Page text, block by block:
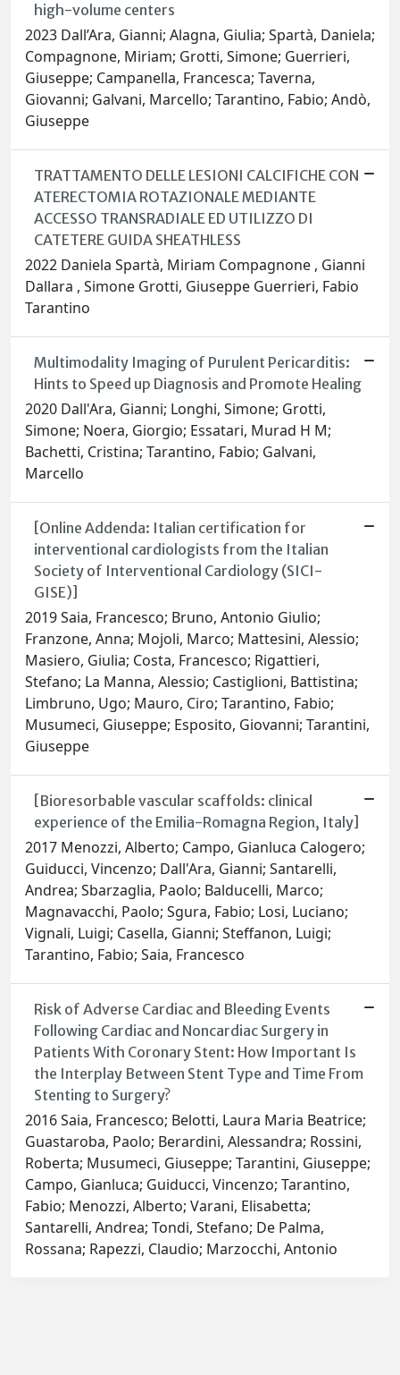
high-volume centers
2023 Dall’Ara, Gianni; Alagna, Giulia; Spartà, Daniela;
Compagnone, Miriam; Grotti, Simone; Guerrieri,
Giuseppe; Campanella, Francesca; Taverna,
Giovanni; Galvani, Marcello; Tarantino, Fabio; Andò,
Giuseppe
TRATTAMENTO DELLE LESIONI CALCIFICHE CON
ATERECTOMIA ROTAZIONALE MEDIANTE
ACCESSO TRANSRADIALE ED UTILIZZO DI
CATETERE GUIDA SHEATHLESS
2022 Daniela Spartà, Miriam Compagnone , Gianni
Dallara , Simone Grotti, Giuseppe Guerrieri, Fabio
Tarantino
Multimodality Imaging of Purulent Pericarditis:
Hints to Speed up Diagnosis and Promote Healing
2020 Dall'Ara, Gianni; Longhi, Simone; Grotti,
Simone; Noera, Giorgio; Essatari, Murad H M;
Bachetti, Cristina; Tarantino, Fabio; Galvani,
Marcello
[Online Addenda: Italian certification for
interventional cardiologists from the Italian
Society of Interventional Cardiology (SICI-
GISE)]
2019 Saia, Francesco; Bruno, Antonio Giulio;
Franzone, Anna; Mojoli, Marco; Mattesini, Alessio;
Masiero, Giulia; Costa, Francesco; Rigattieri,
Stefano; La Manna, Alessio; Castiglioni, Battistina;
Limbruno, Ugo; Mauro, Ciro; Tarantino, Fabio;
Musumeci, Giuseppe; Esposito, Giovanni; Tarantini,
Giuseppe
[Bioresorbable vascular scaffolds: clinical
experience of the Emilia-Romagna Region, Italy]
2017 Menozzi, Alberto; Campo, Gianluca Calogero;
Guiducci, Vincenzo; Dall'Ara, Gianni; Santarelli,
Andrea; Sbarzaglia, Paolo; Balducelli, Marco;
Magnavacchi, Paolo; Sgura, Fabio; Losi, Luciano;
Vignali, Luigi; Casella, Gianni; Steffanon, Luigi;
Tarantino, Fabio; Saia, Francesco
Risk of Adverse Cardiac and Bleeding Events
Following Cardiac and Noncardiac Surgery in
Patients With Coronary Stent: How Important Is
the Interplay Between Stent Type and Time From
Stenting to Surgery?
2016 Saia, Francesco; Belotti, Laura Maria Beatrice;
Guastaroba, Paolo; Berardini, Alessandra; Rossini,
Roberta; Musumeci, Giuseppe; Tarantini, Giuseppe;
Campo, Gianluca; Guiducci, Vincenzo; Tarantino,
Fabio; Menozzi, Alberto; Varani, Elisabetta;
Santarelli, Andrea; Tondi, Stefano; De Palma,
Rossana; Rapezzi, Claudio; Marzocchi, Antonio